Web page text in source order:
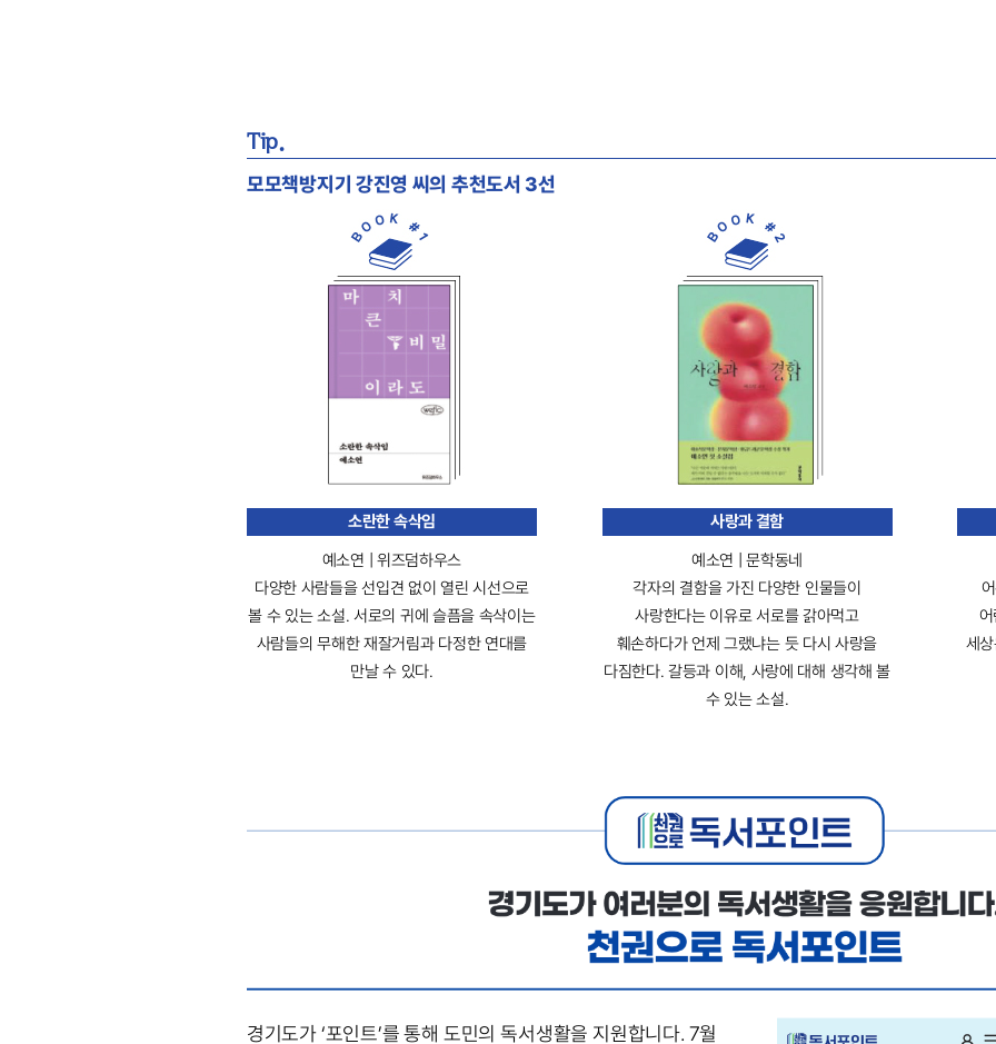
Tip.
모모책방지기 강진영 씨의 추천도서 3선
소란한 속삭임
예소연 | 위즈덤하우스
다양한 사람들을 선입견 없이 열린 시선으로
볼 수 있는 소설. 서로의 귀에 슬픔을 속삭이는
사람들의 무해한 재잘거림과 다정한 연대를
만날 수 있다.
사랑과 결함
예소연 | 문학동네
각자의 결함을 가진 다양한 인물들이
사랑한다는 이유로 서로를 갉아먹고
훼손하다가 언제 그랬냐는 듯 다시 사랑을
다짐한다. 갈등과 이해, 사랑에 대해 생각해 볼
수 있는 소설.
세
경기도가 ‘포인트’를 통해 도민의 독서생활을 지원합니다. 7월